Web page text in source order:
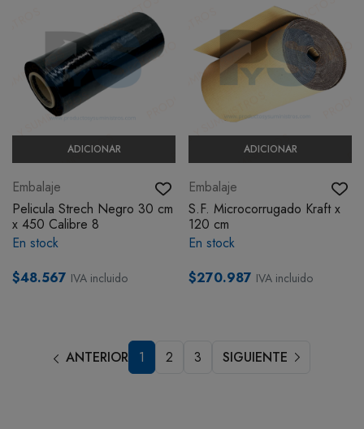
ADICIONAR
Embalaje
Pelicula Strech Negro 30 cm
x 450 Calibre 8
En stock
$48.567 IVA incluido
ADICIONAR
Embalaje
S.F. Microcorrugado Kraft x
120 cm
En stock
$270.987 IVA incluido
ANTERIOR 1 2 3 SIGUIENTE